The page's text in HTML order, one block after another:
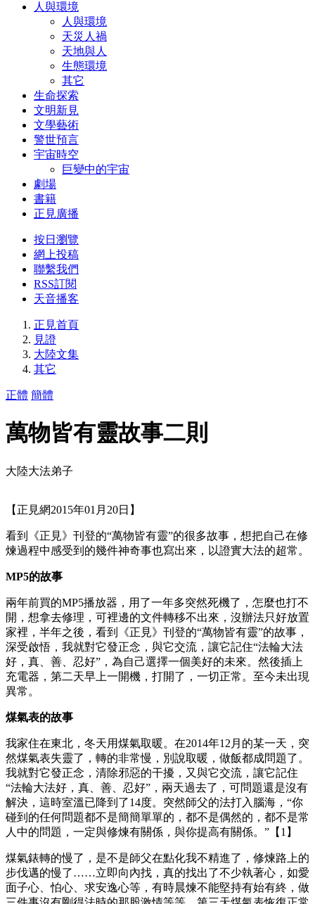
人與環境
人與環境
天災人禍
天地與人
生態環境
其它
生命探索
文明新見
文學藝術
警世預言
宇宙時空
巨變中的宇宙
劇場
書籍
正見廣播
按日瀏覽
網上投稿
聯繫我們
RSS訂閱
天音播客
正見首頁
見證
大陸文集
其它
正體 簡體
萬物皆有靈故事二則
大陸大法弟子
【正見網2015年01月20日】
看到《正見》刊登的“萬物皆有靈”的很多故事，想把自己在修
煉過程中感受到的幾件神奇事也寫出來，以證實大法的超常。
MP5的故事
兩年前買的MP5播放器，用了一年多突然死機了，怎麼也打不
開，想拿去修理，可裡邊的文件轉移不出來，沒辦法只好放置
家裡，半年之後，看到《正見》刊登的“萬物皆有靈”的故事，
深受啟悟，我就對它發正念，與它交流，讓它記住“法輪大法
好，真、善、忍好”，為自己選擇一個美好的未來。然後插上
充電器，第二天早上一開機，打開了，一切正常。至今未出現
異常。
煤氣表的故事
我家住在東北，冬天用煤氣取暖。在2014年12月的某一天，突
然煤氣表失靈了，轉的非常慢，別說取暖，做飯都成問題了。
我就對它發正念，清除邪惡的干擾，又與它交流，讓它記住
“法輪大法好，真、善、忍好”，兩天過去了，可問題還是沒有
解決，這時室溫已降到了14度。突然師父的法打入腦海，“你
碰到的任何問題都不是簡簡單單的，都不是偶然的，都不是常
人中的問題，一定與修煉有關係，與你提高有關係。”【1】
煤氣錶轉的慢了，是不是師父在點化我不精進了，修煉路上的
步伐邁的慢了……立即向內找，真的找出了不少執著心，如愛
面子心、怕心、求安逸心等，有時晨煉不能堅持有始有終，做